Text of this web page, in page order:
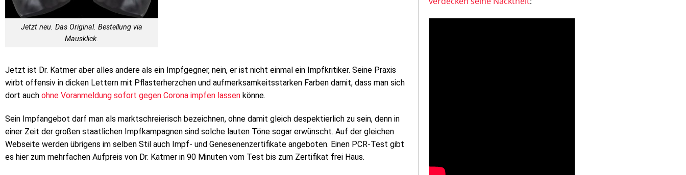
Jetzt neu. Das Original. Bestellung via
Mausklick.
Jetzt ist Dr. Katmer aber alles andere als ein Impfgegner, nein, er ist nicht einmal ein Impfkritiker. Seine Praxis
wirbt offensiv in dicken Lettern mit Pflasterherzchen und aufmerksamkeitsstarken Farben damit, dass man sich
dort auch ohne Voranmeldung sofort gegen Corona impfen lassen könne.
Sein Impfangebot darf man als marktschreierisch bezeichnen, ohne damit gleich despektierlich zu sein, denn in
einer Zeit der großen staatlichen Impfkampagnen sind solche lauten Töne sogar erwünscht. Auf der gleichen
Webseite werden übrigens im selben Stil auch Impf- und Genesenenzertifikate angeboten. Einen PCR-Test gibt
es hier zum mehrfachen Aufpreis von Dr. Katmer in 90 Minuten vom Test bis zum Zertifikat frei Haus.